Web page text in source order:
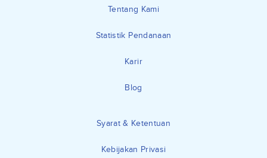
Tentang Kami
Statistik Pendanaan
Karir
Blog
Syarat & Ketentuan
Kebijakan Privasi